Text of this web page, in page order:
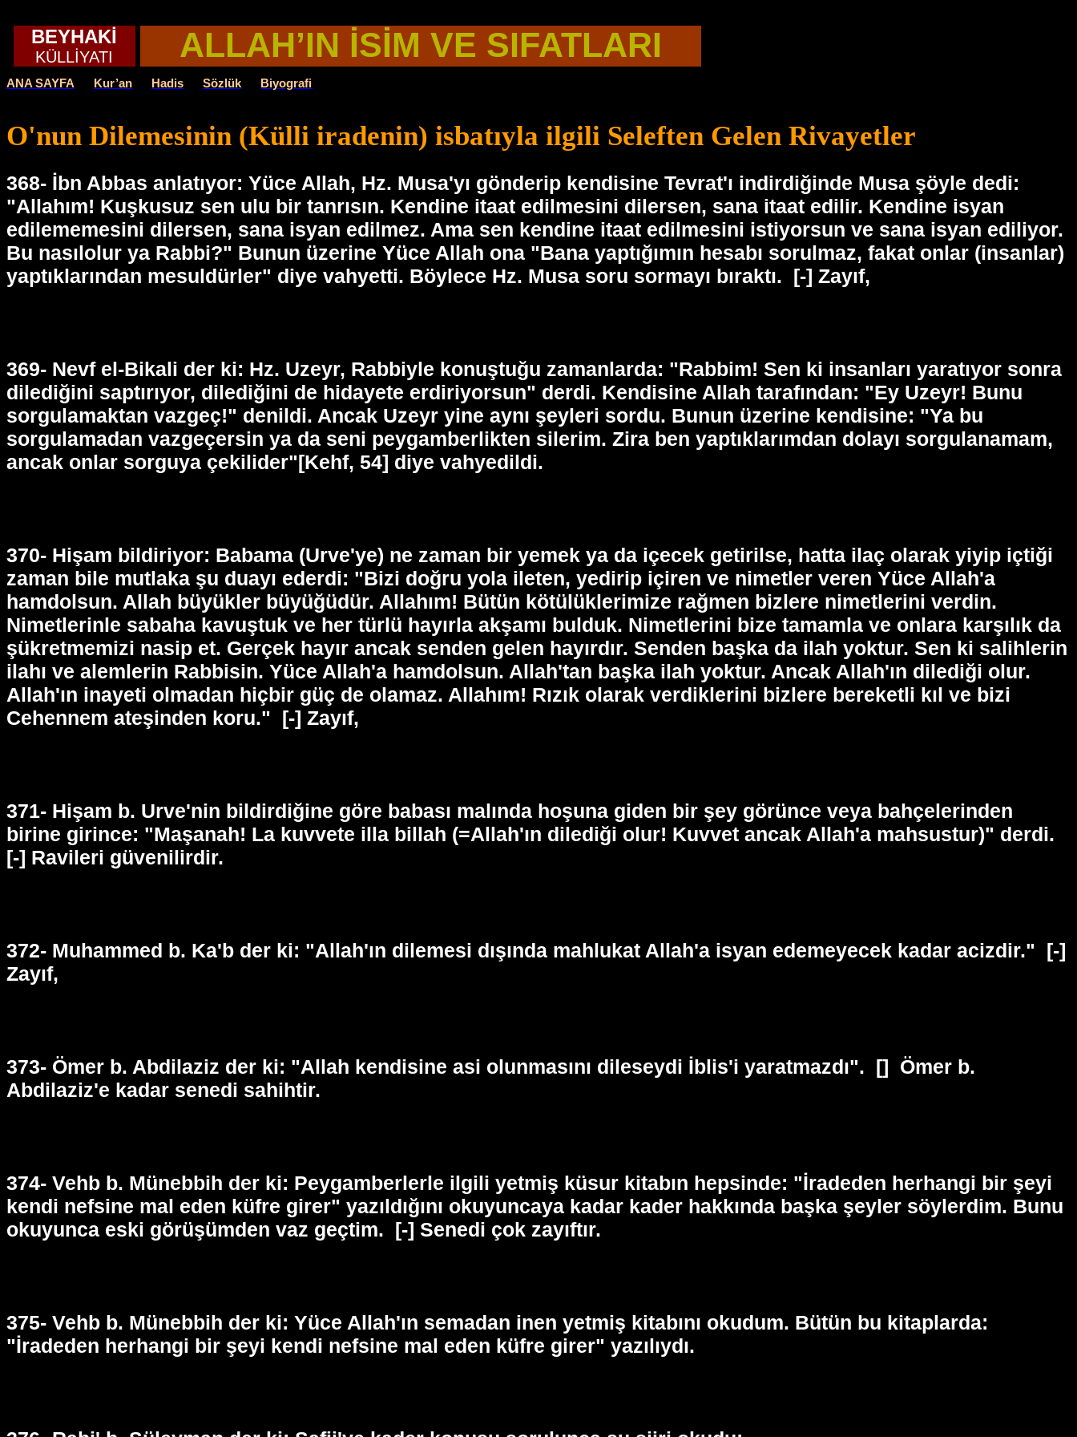
BEYHAKİ
KÜLLİYATI ALLAH’IN İSİM VE SIFATLARI
ANA SAYFA Kur’an Hadis Sözlük Biyografi
O'nun Dilemesinin (Külli iradenin) isbatıyla ilgili Seleften Gelen Rivayetler
368- İbn Abbas anlatıyor: Yüce Allah, Hz. Musa'yı gönderip kendisine Tevrat'ı indirdiğinde Musa şöyle dedi:
"Allahım! Kuşkusuz sen ulu bir tanrısın. Kendine itaat edilmesini dilersen, sana itaat edilir. Kendine isyan
edilememesini dilersen, sana isyan edilmez. Ama sen kendine itaat edilmesini istiyorsun ve sana isyan ediliyor.
Bu nasılolur ya Rabbi?" Bunun üzerine Yüce Allah ona "Bana yaptığımın hesabı sorulmaz, fakat onlar (insanlar)
yaptıklarından mesuldürler" diye vahyetti. Böylece Hz. Musa soru sormayı bıraktı. [-] Zayıf,
369- Nevf el-Bikali der ki: Hz. Uzeyr, Rabbiyle konuştuğu zamanlarda: "Rabbim! Sen ki insanları yaratıyor sonra
dilediğini saptırıyor, dilediğini de hidayete erdiriyorsun" derdi. Kendisine Allah tarafından: "Ey Uzeyr! Bunu
sorgulamaktan vazgeç!" denildi. Ancak Uzeyr yine aynı şeyleri sordu. Bunun üzerine kendisine: "Ya bu
sorgulamadan vazgeçersin ya da seni peygamberlikten silerim. Zira ben yaptıklarımdan dolayı sorgulanamam,
ancak onlar sorguya çekilider"[Kehf, 54] diye vahyedildi.
370- Hişam bildiriyor: Babama (Urve'ye) ne zaman bir yemek ya da içecek getirilse, hatta ilaç olarak yiyip içtiği
zaman bile mutlaka şu duayı ederdi: "Bizi doğru yola ileten, yedirip içiren ve nimetler veren Yüce Allah'a
hamdolsun. Allah büyükler büyüğüdür. Allahım! Bütün kötülüklerimize rağmen bizlere nimetlerini verdin.
Nimetlerinle sabaha kavuştuk ve her türlü hayırla akşamı bulduk. Nimetlerini bize tamamla ve onlara karşılık da
şükretmemizi nasip et. Gerçek hayır ancak senden gelen hayırdır. Senden başka da ilah yoktur. Sen ki salihlerin
ilahı ve alemlerin Rabbisin. Yüce Allah'a hamdolsun. Allah'tan başka ilah yoktur. Ancak Allah'ın dilediği olur.
Allah'ın inayeti olmadan hiçbir güç de olamaz. Allahım! Rızık olarak verdiklerini bizlere bereketli kıl ve bizi
Cehennem ateşinden koru." [-] Zayıf,
371- Hişam b. Urve'nin bildirdiğine göre babası malında hoşuna giden bir şey görünce veya bahçelerinden
birine girince: "Maşanah! La kuvvete illa billah (=Allah'ın dilediği olur! Kuvvet ancak Allah'a mahsustur)" derdi.
[-] Ravileri güvenilirdir.
372- Muhammed b. Ka'b der ki: "Allah'ın dilemesi dışında mahlukat Allah'a isyan edemeyecek kadar acizdir." [-]
Zayıf,
373- Ömer b. Abdilaziz der ki: "Allah kendisine asi olunmasını dileseydi İblis'i yaratmazdı". [] Ömer b.
Abdilaziz'e kadar senedi sahihtir.
374- Vehb b. Münebbih der ki: Peygamberlerle ilgili yetmiş küsur kitabın hepsinde: "İradeden herhangi bir şeyi
kendi nefsine mal eden küfre girer" yazıldığını okuyuncaya kadar kader hakkında başka şeyler söylerdim. Bunu
okuyunca eski görüşümden vaz geçtim. [-] Senedi çok zayıftır.
375- Vehb b. Münebbih der ki: Yüce Allah'ın semadan inen yetmiş kitabını okudum. Bütün bu kitaplarda:
"İradeden herhangi bir şeyi kendi nefsine mal eden küfre girer" yazılıydı.